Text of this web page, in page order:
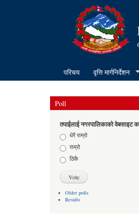
परिचय वृत्ति मार्गनिर्देशन
Poll
तपाईलाई नगरपालिकाको वेबसाइट
Choicesधेरै राम्रो
राम्रो
ठिकै
Older polls
Results